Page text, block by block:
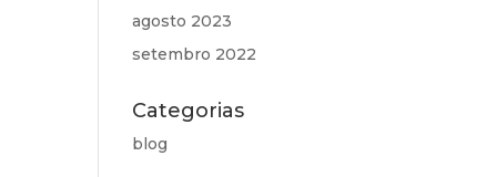
agosto 2023
setembro 2022
Categorias
blog